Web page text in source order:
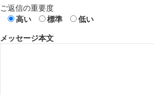
ご返信の重要度
高い
標準 低い
メッセージ本文